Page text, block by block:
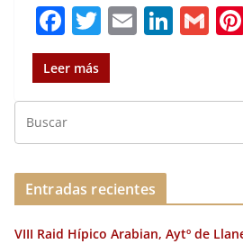
F
a
c
e
b
o
o
k
T
w
it
te
r
E
l
Li
e
dI
G
l
Leer más
Entradas recientes
VIII Raid Hípico Arabian, Aytº de